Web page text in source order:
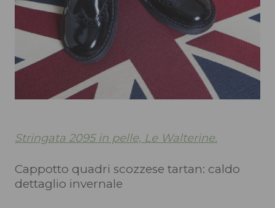
Stringata 2095 in pelle, Le Walterine.
Cappotto quadri scozzese tartan: caldo
dettaglio invernale